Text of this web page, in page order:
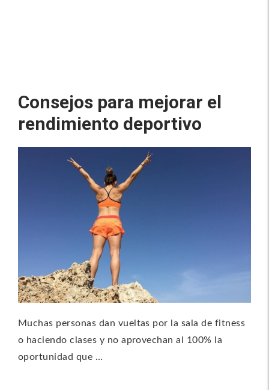
Consejos para mejorar el
rendimiento deportivo
Muchas personas dan vueltas por la sala de fitness
o haciendo clases y no aprovechan al 100% la
oportunidad que …